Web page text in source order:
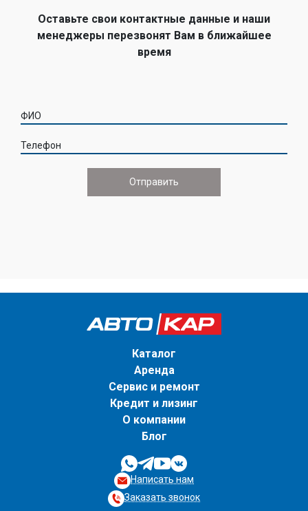
Оставьте свои контактные данные и наши
менеджеры перезвонят Вам в ближайшее
время
ФИО
Телефон
Каталог
Аренда
Сервис и ремонт
Кредит и лизинг
О компании
Блог
Написать нам
Заказать звонок